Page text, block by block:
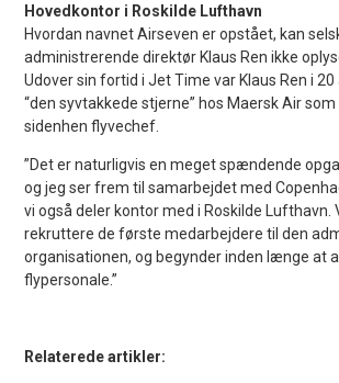
Hovedkontor i Roskilde Lufthavn
Hvordan navnet Airseven er opstået, kan
administrerende direktør Klaus Ren ikke
Udover sin fortid i Jet Time var Klaus Ren i
“den syvtakkede stjerne” hos Maersk Air
sidenhen flyvechef.
”Det er naturligvis en meget spændende
og jeg ser frem til samarbejdet med
vi også deler kontor med i Roskilde Lufthavn.
rekruttere de første medarbejdere til den
organisationen, og begynder inden længe at
flypersonale.”
Relaterede artikler: